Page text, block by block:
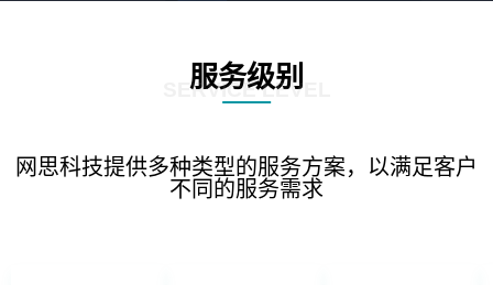
服务级别
SERVICE LEVEL
网思科技提供多种类型的服务方案，以满足客户
不同的服务需求